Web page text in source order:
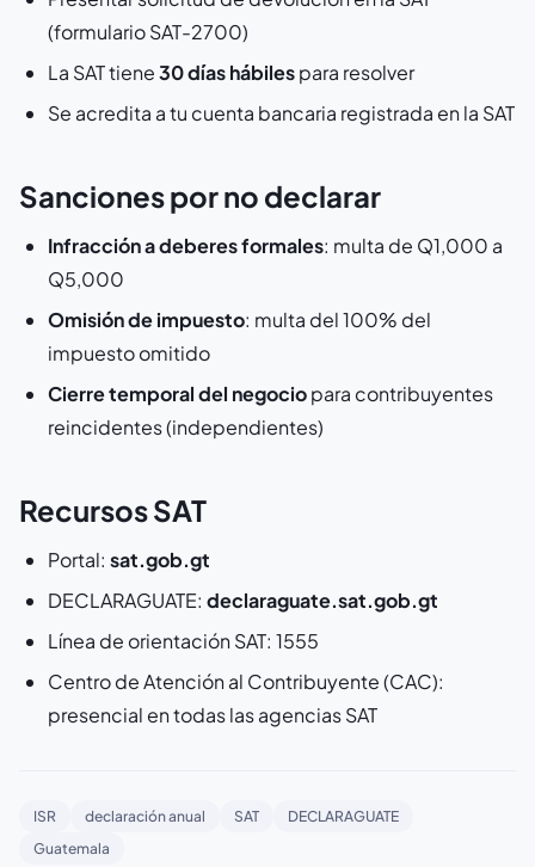
(formulario SAT-2700)
La SAT tiene30 días hábilespara resolver
Se acredita a tu cuenta bancaria registrada en la SAT
Sanciones por no declarar
Infracción a deberes formales: multa de Q1,000 a
Q5,000
Omisión de impuesto: multa del 100% del
impuesto omitido
Cierre temporal del negociopara contribuyentes
reincidentes (independientes)
Recursos SAT
Portal: sat.gob.gt
DECLARAGUATE: declaraguate.sat.gob.gt
Línea de orientación SAT: 1555
Centro de Atención al Contribuyente (CAC):
presencial en todas las agencias SAT
ISR declaración anual SAT
DECLARAGUATE
Guatemala